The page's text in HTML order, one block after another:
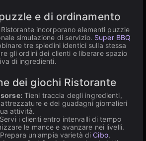
e di ordinamento
incorporano elementi puzzle
simulazione di servizio. Super BBQ
tre spiedini identici sulla stessa
gli ordini dei clienti e liberare spazio
di ingredienti.
dei giochi Ristorante
Tieni traccia degli ingredienti,
e dei guadagni giornalieri
attività.
Servi i clienti entro intervalli di tempo
le mance e avanzare nei livelli.
Prepara un'ampia varietà di Cibo,